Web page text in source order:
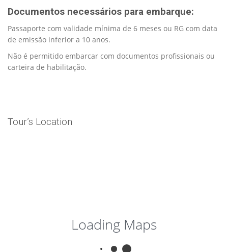
Documentos necessários para embarque:
Passaporte com validade mínima de 6 meses ou RG com data
de emissão inferior a 10 anos.
Não é permitido embarcar com documentos profissionais ou
carteira de habilitação.
Tour’s Location
Loading Maps